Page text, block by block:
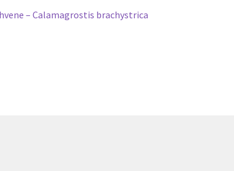
– Calamagrostis brachystrica